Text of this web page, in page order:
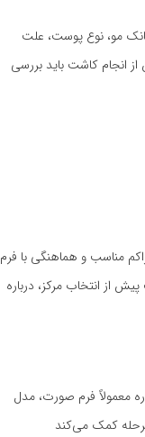
مو، نوع پوست، علت
انجام کاشت باید بررسی
مناسب و هماهنگی با فرم
از انتخاب مرکز، درباره
معمولاً فرم صورت، مدل
کمک می‌کند